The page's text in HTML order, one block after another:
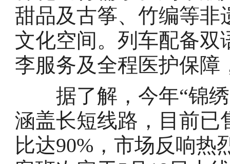
甜品及古筝、竹编等非
文化空间。列车配备双
李服务及全程医护保障
据了解，今年“锦绣
涵盖长短线路，目前已
比达90%，市场反响热